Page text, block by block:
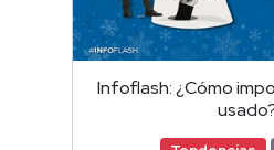
Infoflash: ¿Cómo